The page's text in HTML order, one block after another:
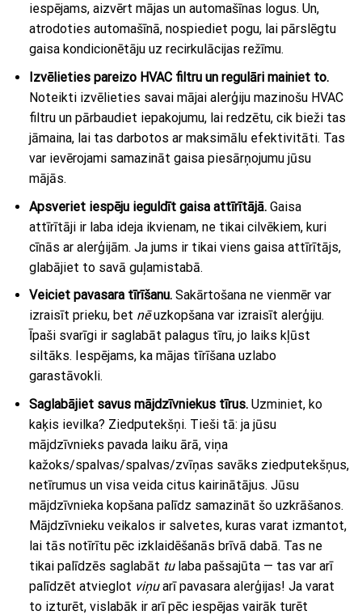
iespējams, aizvērt mājas un automašīnas logus. Un,
atrodoties automašīnā, nospiediet pogu, lai pārslēgtu
gaisa kondicionētāju uz recirkulācijas režīmu.
Izvēlieties pareizo HVAC filtru un regulāri mainiet to.
Noteikti izvēlieties savai mājai alerģiju mazinošu HVAC
filtru un pārbaudiet iepakojumu, lai redzētu, cik bieži tas
jāmaina, lai tas darbotos ar maksimālu efektivitāti. Tas
var ievērojami samazināt gaisa piesārņojumu jūsu
mājās.
Apsveriet iespēju ieguldīt gaisa attīrītājā. Gaisa
attīrītāji ir laba ideja ikvienam, ne tikai cilvēkiem, kuri
cīnās ar alerģijām. Ja jums ir tikai viens gaisa attīrītājs,
glabājiet to savā guļamistabā.
Veiciet pavasara tīrīšanu. Sakārtošana ne vienmēr var
izraisīt prieku, bet nēuzkopšana var izraisīt alerģiju.
Īpaši svarīgi ir saglabāt palagus tīru, jo laiks kļūst
siltāks. Iespējams, ka mājas tīrīšana uzlabo
garastāvokli.
Saglabājiet savus mājdzīvniekus tīrus. Uzminiet, ko
kaķis ievilka? Ziedputekšņi. Tieši tā: ja jūsu
mājdzīvnieks pavada laiku ārā, viņa
kažoks/spalvas/spalvas/zvīņas savāks ziedputekšņus,
netīrumus un visa veida citus kairinātājus. Jūsu
mājdzīvnieka kopšana palīdz samazināt šo uzkrāšanos.
Mājdzīvnieku veikalos ir salvetes, kuras varat izmantot,
lai tās notīrītu pēc izklaidēšanās brīvā dabā. Tas ne
tikai palīdzēs saglabāt tu laba pašsajūta — tas var arī
palīdzēt atvieglot viņuarī pavasara alerģijas! Ja varat
to izturēt, vislabāk ir arī pēc iespējas vairāk turēt